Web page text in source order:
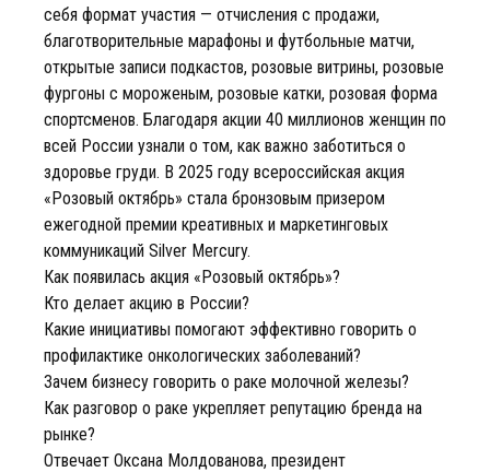
себя формат участия — отчисления с продажи,
благотворительные марафоны и футбольные матчи,
открытые записи подкастов, розовые витрины, розовые
фургоны с мороженым, розовые катки, розовая форма
спортсменов. Благодаря акции 40 миллионов женщин по
всей России узнали о том, как важно заботиться о
здоровье груди. В 2025 году всероссийская акция
«Розовый октябрь» стала бронзовым призером
ежегодной премии креативных и маркетинговых
коммуникаций Silver Mercury.
Как появилась акция «Розовый октябрь»?
Кто делает акцию в России?
Какие инициативы помогают эффективно говорить о
профилактике онкологических заболеваний?
Зачем бизнесу говорить о раке молочной железы?
Как разговор о раке укрепляет репутацию бренда на
рынке?
Отвечает Оксана Молдованова, президент